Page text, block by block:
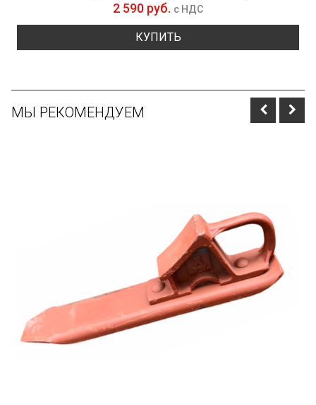
2 590 руб. с НДС
КУПИТЬ
МЫ РЕКОМЕНДУЕМ